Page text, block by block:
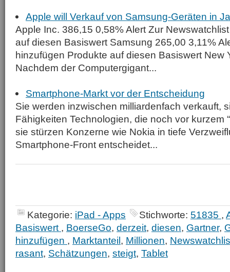
Apple will Verkauf von Samsung-Geräten in
Apple Inc. 386,15 0,58% Alert Zur
auf diesen Basiswert Samsung 265,00 3,11%
hinzufügen Produkte auf diesen Basiswert New
Nachdem der Computergigant...
Smartphone-Markt vor der Entscheidung
Sie werden inzwischen milliardenfach verkauft,
Fähigkeiten Technologien, die noch vor kurzem
sie stürzen Konzerne wie Nokia in tiefe
Smartphone-Front entscheidet...
Kategorie: iPad - Apps Stichworte: 51835 ,
Basiswert , BoerseGo, derzeit, diesen, Gartner,
hinzufügen , Marktanteil, Millionen,
rasant, Schätzungen, steigt, Tablet